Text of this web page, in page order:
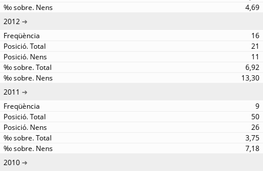
4,69
2012
16
21
11
6,92
13,30
2011
9
50
26
3,75
7,18
2010